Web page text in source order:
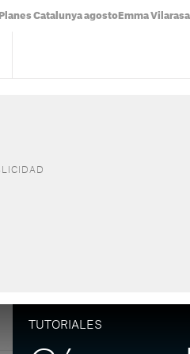
Planes Catalunya agosto Emma
TUTORIALES